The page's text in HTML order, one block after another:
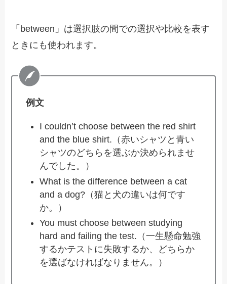
「between」は選択肢の間での選択や比較を表す
ときにも使われます。
例文
I couldn’t choose between the red shirt
and the blue shirt.（赤いシャツと青い
シャツのどちらを選ぶか決められませ
んでした。）
What is the difference between a cat
and a dog?（猫と犬の違いは何です
か。）
You must choose between studying
hard and failing the test.（一生懸命勉強
するかテストに失敗するか、どちらか
を選ばなければなりません。）